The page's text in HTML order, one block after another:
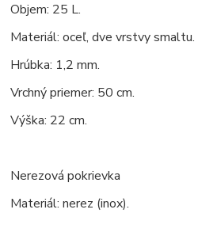
Objem: 25 L.
Materiál: oceľ, dve vrstvy smaltu.
Hrúbka: 1,2 mm.
Vrchný priemer: 50 cm.
Výška: 22 cm.
Nerezová pokrievka
Materiál: nerez (inox).